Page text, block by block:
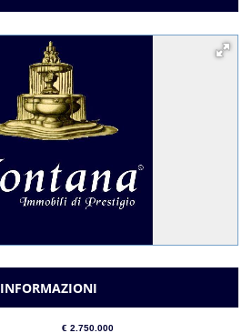
INFORMAZIONI
€ 2.750.000